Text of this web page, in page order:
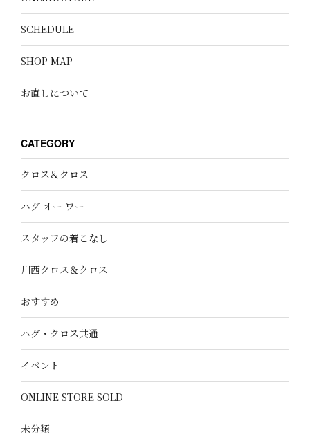
SCHEDULE
SHOP MAP
お直しについて
CATEGORY
クロス＆クロス
ハグ オー ワー
スタッフの着こなし
川西クロス＆クロス
おすすめ
ハグ・クロス共通
イベント
ONLINE STORE SOLD
未分類